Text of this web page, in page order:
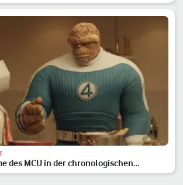
des MCU in der chronologischen